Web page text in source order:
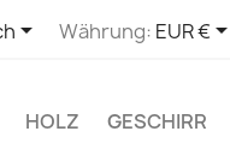
 Währung: EUR €
HOLZ GESCHIRR